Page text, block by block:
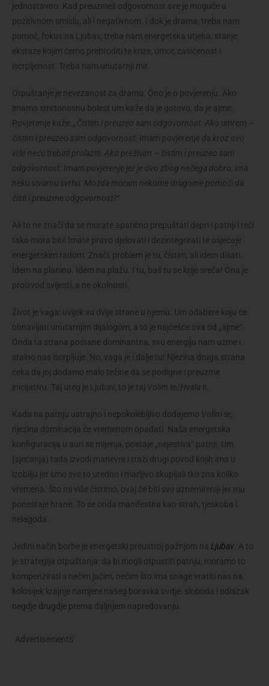
jednostavno. Kad preuzmeš odgovornost sve je moguće u
pozitivnom smislu, ali i negativnom. I dok je drama, treba nam
pomoć, fokus na Ljubav, treba nam energetska utjeha, stanje
ekstaze kojim ćemo prebroditi te krize, umor, zasićenost i
iscrpljenost. Treba nam unutarnji mir.
Otpuštanje je nevezanost za dramu. Ono je o povjerenju. Ako
imamo smrtonosnu bolest um kaže da je gotovo, da je ajme.
Povjerenje kaže:
„Čistim i preuzeo sam odgovornost. Ako umrem –
čistim i preuzeo sam odgovornost. Imam povjerenje da kroz ovo
više neću trebati prolaziti. Ako preživim – čistim i preuzeo sam
odgovornost. Imam povjerenje jer je ovo zbog nečega dobro, ima
neku stvarnu svrhu. Možda moram nekome drugome pomoći da
čisti i preuzme odgovornost?“
Ali to ne znači da se morate apatično prepuštati depri i patnji i reći
tako mora biti! Imate pravo djelovati i dezintegrirati te osjećaje
energetskim radom. Znači, problem je tu, čistim, ali idem disati.
Idem na planinu. Idem na plažu. I tu, baš tu se krije sreća! Ona je
proizvod svijesti, a ne okolnosti.
Život je vaga: uvijek su dvije strane u njemu. Um odabere koju će
obnavljati unutarnjim dijalogom, a to je najčešće ova od „ajme“.
Onda ta strana postane dominantna, svu energiju nam uzme i
stalno nas iscrpljuje. No, vaga je i dalje tu! Njezina druga strana
čeka da joj dodamo malo težine da se podigne i preuzme
inicijativu. Taj uteg je Ljubav, to je taj Volim te/Hvala ti.
Kada na patnju ustrajno i nepokolebljivo dodajemo Volim te,
njezina dominacija će vremenom opadati. Naša energetska
konfiguracija u auri se mijenja, postaje „nejestiva“ patnji. Um
(sjećanja) tada izvodi manevre i traži drugi povod kojih ima u
izobilju jer smo sve to uredno i marljivo skupljali tko zna koliko
vremena. Što mi više čistimo, ovaj će biti sve uznemireniji jer mu
ponestaje hrane. To se onda manifestira kao strah, tjeskoba i
nelagoda.
Jedini način borbe je energetski preustroj pažnjom na Ljubav . A to
je strategija otpuštanja: da bi mogli otpustiti patnju, moramo to
kompenzirati s nečim jačim, nečim što ima snage vratiti nas na
kolosijek krajnje namjere našeg boravka ovdje: sloboda i odlazak
negdje drugdje prema daljnjem napredovanju.
Advertisements